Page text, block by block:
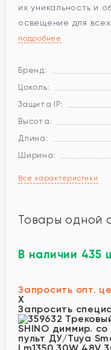
их уникальность и
освещение для
подробнее
Бренд:
Цоколь:
Защита IP:
Высота:
Длина:
Ширина:
Все характеристики
Товары одной
В наличии 435
Запросить опт.
X
Запросить